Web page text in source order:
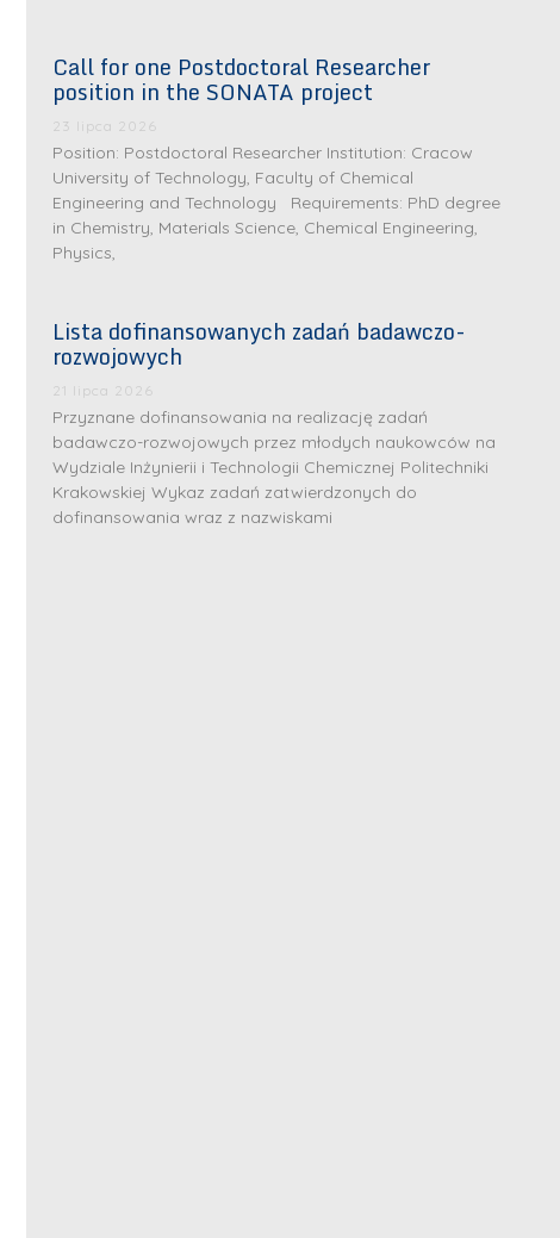
Call for one Postdoctoral Researcher
position in the SONATA project
23 lipca 2026
Position: Postdoctoral Researcher Institution: Cracow
University of Technology, Faculty of Chemical
Engineering and Technology Requirements: PhD degree
in Chemistry, Materials Science, Chemical Engineering,
Physics,
Lista dofinansowanych zadań badawczo-
rozwojowych
21 lipca 2026
Przyznane dofinansowania na realizację zadań
badawczo-rozwojowych przez młodych naukowców na
Wydziale Inżynierii i Technologii Chemicznej Politechniki
Krakowskiej Wykaz zadań zatwierdzonych do
dofinansowania wraz z nazwiskami